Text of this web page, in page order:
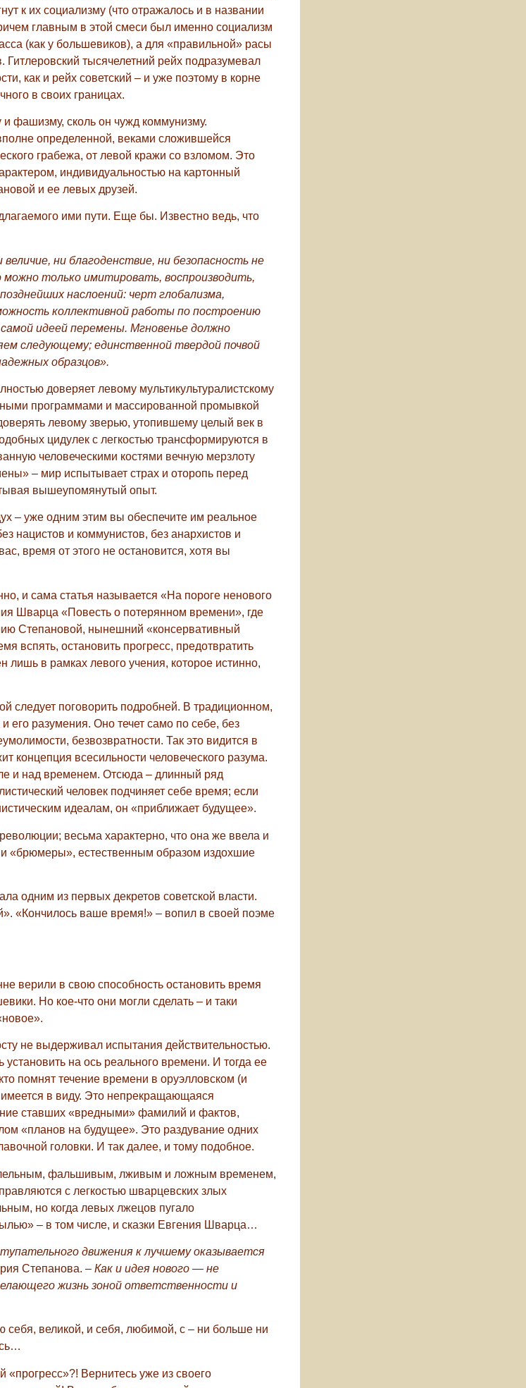
к их социализму (что отражалось и в названии
главным в этой смеси был именно социализм
(как у большевиков), а для «правильной» расы
тысячелетний рейх подразумевал
как и рейх советский – и уже поэтому в корне
в своих границах.
фашизму, сколь он чужд коммунизму.
определенной, веками сложившейся
грабежа, от левой кражи со взломом. Это
индивидуальностью на картонный
и ее левых друзей.
ими пути. Еще бы. Известно ведь, что
ни благоденствие, ни безопасность не
можно только имитировать, воспроизводить,
наслоений: черт глобализма,
коллективной работы по построению
идеей перемены. Мгновенье должно
следующему; единственной твердой почвой
образцов».
доверяет левому мультикультуралистскому
программами и массированной промывкой
левому зверью, утопившему целый век в
цидулек с легкостью трансформируются в
человеческими костями вечную мерзлоту
– мир испытывает страх и оторопь перед
вышеупомянутый опыт.
– уже одним этим вы обеспечите им реальное
нацистов и коммунистов, без анархистов и
время от этого не остановится, хотя вы
и сама статья называется «На пороге ненового
Шварца «Повесть о потерянном времени», где
Степановой, нынешний «консервативный
вспять, остановить прогресс, предотвратить
в рамках левого учения, которое истинно,
следует поговорить подробней. В традиционном,
его разумения. Оно течет само по себе, без
безвозвратности. Так это видится в
концепция всесильности человеческого разума.
и над временем. Отсюда – длинный ряд
человек подчиняет себе время; если
идеалам, он «приближает будущее».
весьма характерно, что она же ввела и
«брюмеры», естественным образом издохшие
одним из первых декретов советской власти.
«Кончилось ваше время!» – вопил в своей поэме
верили в свою способность остановить время
Но кое-что они могли сделать – и таки
не выдерживал испытания действительностью.
на ось реального времени. И тогда ее
помнят течение времени в оруэлловском (и
в виду. Это непрекращающаяся
ставших «вредными» фамилий и фактов,
«планов на будущее». Это раздувание одних
головки. И так далее, и тому подобное.
фальшивым, лживым и ложным временем,
с легкостью шварцевских злых
но когда левых лжецов пугало
– в том числе, и сказки Евгения Шварца…
движения к лучшему оказывается
Степанова. – Как и идея нового — не
жизнь зоной ответственности и
себя, великой, и себя, любимой, с – ни больше ни
Вернитесь уже из своего